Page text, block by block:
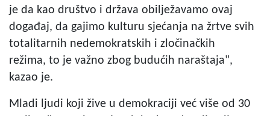
je da kao društvo i država obilježavamo ovaj
događaj, da gajimo kulturu sjećanja na žrtve svih
totalitarnih nedemokratskih i zločinačkih
režima, to je važno zbog budućih naraštaja",
kazao je.
Mladi ljudi koji žive u demokraciji već više od 30